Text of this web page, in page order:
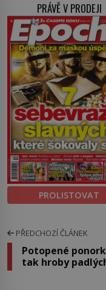
PRÁVĚ V PRODEJI
PROLISTOVAT
PŘEDCHOZÍ ČLÁNEK
Potopené
tak hroby